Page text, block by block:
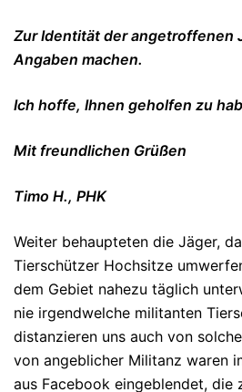
Zur Identität der angetroffenen
Angaben machen.
Ich hoffe, Ihnen geholfen zu
Mit freundlichen Grüßen
Timo H., PHK
Weiter behaupteten die Jäger,
Tierschützer Hochsitze
dem Gebiet nahezu täglich
nie irgendwelche militanten
distanzieren uns auch von
von angeblicher Militanz waren
aus Facebook eingeblendet, die